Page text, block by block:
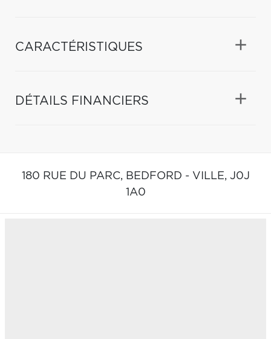
CARACTÉRISTIQUES
DÉTAILS FINANCIERS
180 RUE DU PARC, BEDFORD - VILLE, J0J
1A0